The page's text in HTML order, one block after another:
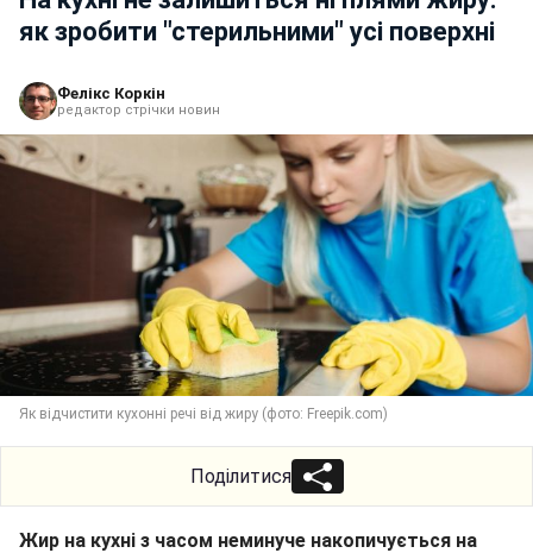
як зробити "стерильними" усі поверхні
Фелікс Коркін
редактор стрічки новин
Як відчистити кухонні речі від жиру (фото: Freepik.com)
Поділитися
Жир на кухні з часом неминуче накопичується на